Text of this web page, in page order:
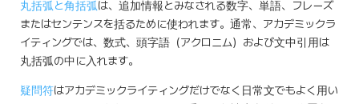
丸括弧と角括弧は、追加情報とみなされる数字、単語、フレーズ
またはセンテンスを括るために使われます。通常、アカデミックラ
イティングでは、数式、頭字語（アクロニム）および文中引用は
丸括弧の中に入れます。
疑問符はアカデミックライティングだけでなく日常文でもよく用い